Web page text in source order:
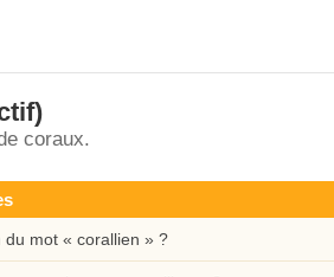
coraux.
mot « corallien » ?